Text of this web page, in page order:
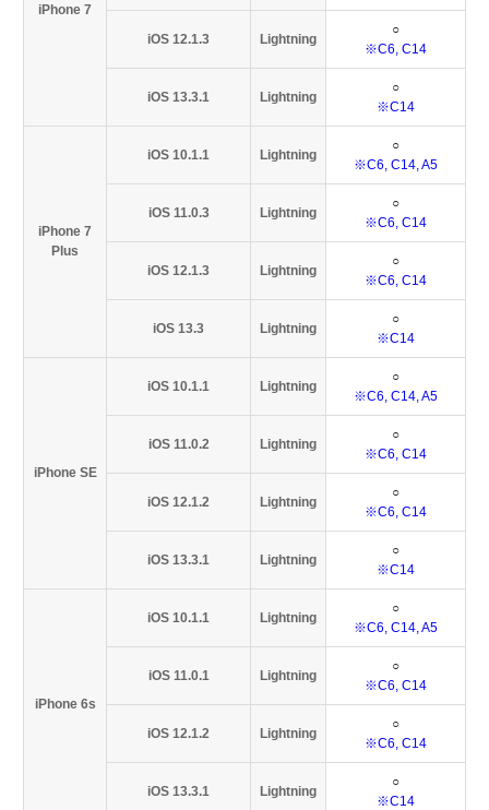
iPhone 7
iOS 12.1.3 Lightning
○
※C6, C14
iOS 13.3.1 Lightning
○
※C14
iPhone 7
Plus
iOS 10.1.1 Lightning
○
※C6, C14, A5
iOS 11.0.3 Lightning
○
※C6, C14
iOS 12.1.3 Lightning
○
※C6, C14
iOS 13.3 Lightning
○
※C14
iPhone SE
iOS 10.1.1 Lightning
○
※C6, C14, A5
iOS 11.0.2 Lightning
○
※C6, C14
iOS 12.1.2 Lightning
○
※C6, C14
iOS 13.3.1 Lightning
○
※C14
iPhone 6s
iOS 10.1.1 Lightning
○
※C6, C14, A5
iOS 11.0.1 Lightning
○
※C6, C14
iOS 12.1.2 Lightning
○
※C6, C14
iOS 13.3.1 Lightning
○
※C14